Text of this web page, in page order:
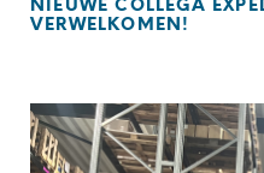
NIEUWE COLLEGA
VERWELKOMEN!